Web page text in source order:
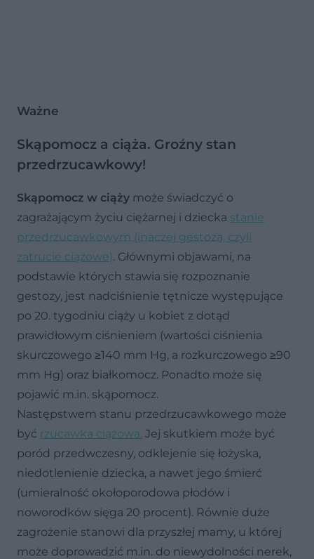
Ważne
Skąpomocz a ciąża. Groźny stan
przedrzucawkowy!
Skąpomocz w ciąży może świadczyć o
zagrażającym życiu ciężarnej i dziecka stanie
przedrzucawkowym (inaczej gestoza, czyli
zatrucie ciążowe). Głównymi objawami, na
podstawie których stawia się rozpoznanie
gestozy, jest nadciśnienie tętnicze występujące
po 20. tygodniu ciąży u kobiet z dotąd
prawidłowym ciśnieniem (wartości ciśnienia
skurczowego ≥140 mm Hg, a rozkurczowego ≥90
mm Hg) oraz białkomocz. Ponadto może się
pojawić m.in. skąpomocz.
Następstwem stanu przedrzucawkowego może
być rzucawka ciążowa. Jej skutkiem może być
poród przedwczesny, odklejenie się łożyska,
niedotlenienie dziecka, a nawet jego śmierć
(umieralność okołoporodowa płodów i
noworodków sięga 20 procent). Równie duże
zagrożenie stanowi dla przyszłej mamy, u której
może doprowadzić m.in. do niewydolności nerek,